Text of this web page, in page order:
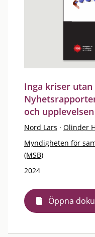
Inga kriser
och
Nord Lars · Olinder
Myndigheten för
(MSB)
2024
Öppna